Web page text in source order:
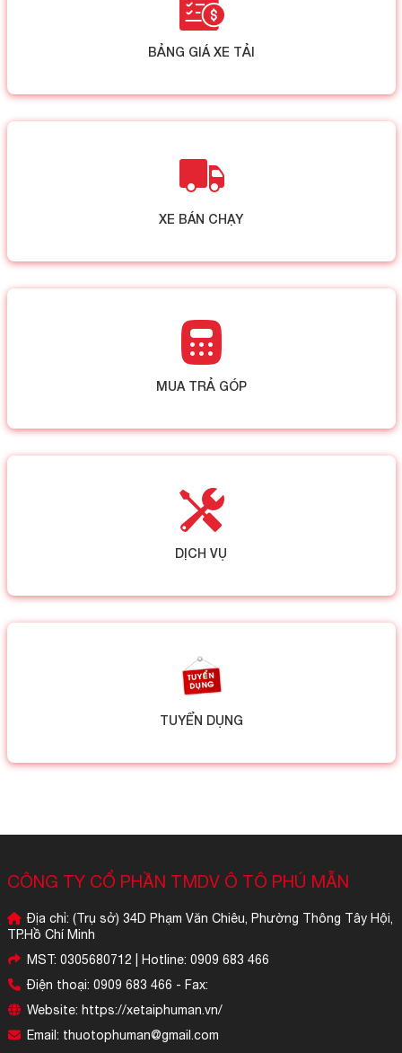
BẢNG GIÁ XE TẢI
XE BÁN CHẠY
MUA TRẢ GÓP
DỊCH VỤ
TUYỂN DỤNG
CÔNG TY CỔ PHẦN TMDV Ô TÔ PHÚ MẪN
Địa chỉ: (Trụ sở) 34D Phạm Văn Chiêu, Phường Thông Tây Hội,
TP.Hồ Chí Minh
MST: 0305680712 | Hotline: 0909 683 466
Điện thoại: 0909 683 466 - Fax:
Website: https://xetaiphuman.vn/
Email: thuotophuman@gmail.com